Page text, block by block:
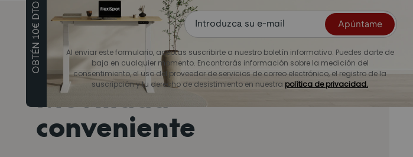
Movilidad
conveniente
OBTÉN 10€ DTO Apúntame
Al enviar este formulario, aceptas suscribirte a nuestro boletín informativo. Puedes darte de
baja en cualquier momento. Encontrarás información sobre la medición del
consentimiento, el uso del proveedor de servicios de correo electrónico, el registro de la
suscripción y tu derecho de desistimiento en nuestra política de privacidad.